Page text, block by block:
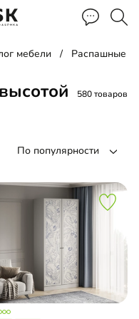
мебели Распашные
580 товаров
По популярности